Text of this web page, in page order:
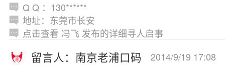
Q Q ：130******
地址：东莞市长安
点击查看 冯飞 发布的详细寻人启事
2014/9/19 17:08
留言人：南京老浦口码